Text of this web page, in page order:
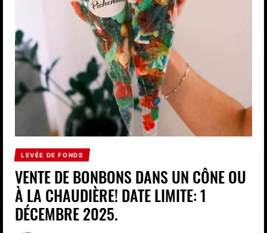
LEVÉE DE FONDS
VENTE DE BONBONS DANS UN CÔNE OU
À LA CHAUDIÈRE! DATE LIMITE: 1
DÉCEMBRE 2025.